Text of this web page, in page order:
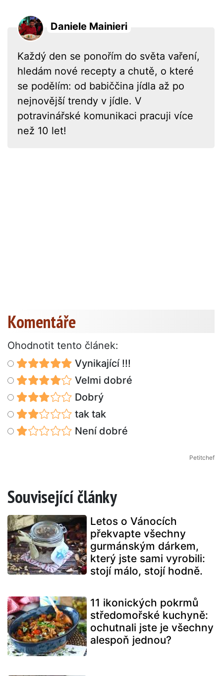
Daniele Mainieri
Každý den se ponořím do světa vaření,
hledám nové recepty a chutě, o které
se podělím: od babiččina jídla až po
nejnovější trendy v jídle. V
potravinářské komunikaci pracuji více
než 10 let!
Komentáře
Ohodnotit tento článek:
Vynikající !!!
Velmi dobré
Dobrý
tak tak
Není dobré
Petitchef
Související články
Letos o Vánocích
překvapte všechny
gurmánským dárkem,
který jste sami vyrobili:
stojí málo, stojí hodně.
11 ikonických pokrmů
středomořské kuchyně:
ochutnali jste je všechny
alespoň jednou?